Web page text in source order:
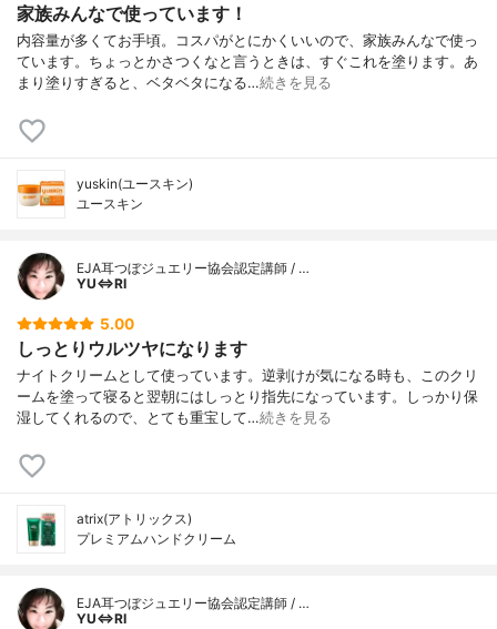
家族みんなで使っています！
内容量が多くてお手頃。コスパがとにかくいいので、家族みんなで使っ
ています。ちょっとかさつくなと言うときは、すぐこれを塗ります。あ
まり塗りすぎると、ベタベタになる…続きを見る
yuskin(ユースキン)
ユースキン
EJA耳つぼジュエリー協会認定講師 / …
YU⇔RI
5.00
しっとりウルツヤになります
ナイトクリームとして使っています。逆剥けが気になる時も、このクリ
ームを塗って寝ると翌朝にはしっとり指先になっています。しっかり保
湿してくれるので、とても重宝して…続きを見る
atrix(アトリックス)
プレミアムハンドクリーム
EJA耳つぼジュエリー協会認定講師 / …
YU⇔RI